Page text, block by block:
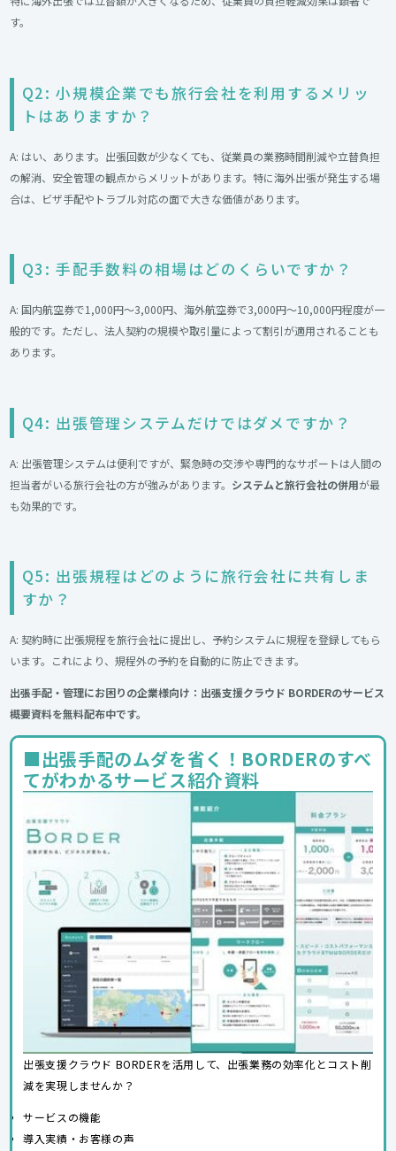
す。
Q2: 小規模企業でも旅行会社を利用するメリッ
トはありますか？
A: はい、あります。出張回数が少なくても、従業員の業務時間削減や立替負担
の解消、安全管理の観点からメリットがあります。特に海外出張が発生する場
合は、ビザ手配やトラブル対応の面で大きな価値があります。
Q3: 手配手数料の相場はどのくらいですか？
A: 国内航空券で1,000円〜3,000円、海外航空券で3,000円〜10,000円程度が一
般的です。ただし、法人契約の規模や取引量によって割引が適用されることも
あります。
Q4: 出張管理システムだけではダメですか？
A: 出張管理システムは便利ですが、緊急時の交渉や専門的なサポートは人間の
担当者がいる旅行会社の方が強みがあります。 システムと旅行会社の併用が最
も効果的です。
Q5: 出張規程はどのように旅行会社に共有しま
すか？
A: 契約時に出張規程を旅行会社に提出し、予約システムに規程を登録してもら
います。これにより、規程外の予約を自動的に防止できます。
出張手配・管理にお困りの企業様向け：出張支援クラウド BORDERのサービス
概要資料を無料配布中です。
■出張手配のムダを省く！BORDERのすべ
てがわかるサービス紹介資料
出張支援クラウド BORDERを活用して、出張業務の効率化とコスト削
減を実現しませんか？
サービスの機能
導入実績・お客様の声